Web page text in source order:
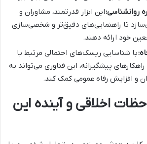
روانشناسی:این ابزار قدرتمند، مشاوران و
تا راهنمایی‌های دقیق‌تر و شخصی‌سازی
خود ارائه دهند.
با شناسایی ریسک‌های احتمالی مرتبط با
پیشگیرانه، این فناوری می‌تواند به
و افزایش رفاه عمومی کمک کند.
اخلاقی و آینده این